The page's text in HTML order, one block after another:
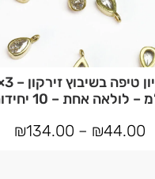
– לולאה אחת – 10 יחידות
₪44.00
–
₪134.00